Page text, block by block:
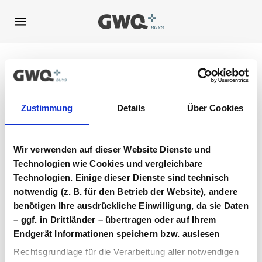
Zustimmung Details Über Cookies
Wir verwenden auf dieser Website Dienste und
Technologien wie Cookies und vergleichbare
Technologien. Einige dieser Dienste sind technisch
notwendig (z. B. für den Betrieb der Website), andere
benötigen Ihre ausdrückliche Einwilligung, da sie Daten
– ggf. in Drittländer – übertragen oder auf Ihrem
Endgerät Informationen speichern bzw. auslesen
Rechtsgrundlage für die Verarbeitung aller notwendigen
Spring
zu
Login
Login I Arzneimittel
E-Mail*
Passwort *
Login